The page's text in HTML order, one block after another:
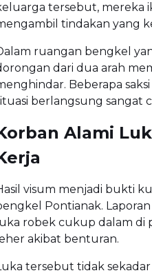
tersebut, mereka
tindakan yang
ruangan bengkel
dari dua arah
Beberapa
berlangsung sangat
Alami
visum menjadi bukti
Pontianak.
luka robek cukup dalam di
akibat benturan.
tersebut tidak